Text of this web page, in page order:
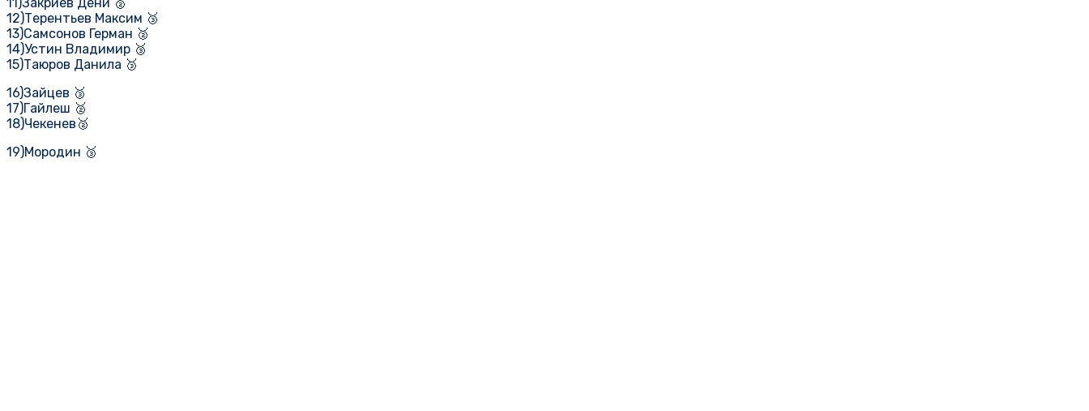
12)Терентьев Максим 🥉
13)Самсонов Герман 🥈
14)Устин Владимир 🥉
15)Таюров Данила 🥉
16)Зайцев 🥉
17)Гайлеш 🥈
18)Чекенев🥈
19)Мородин 🥉